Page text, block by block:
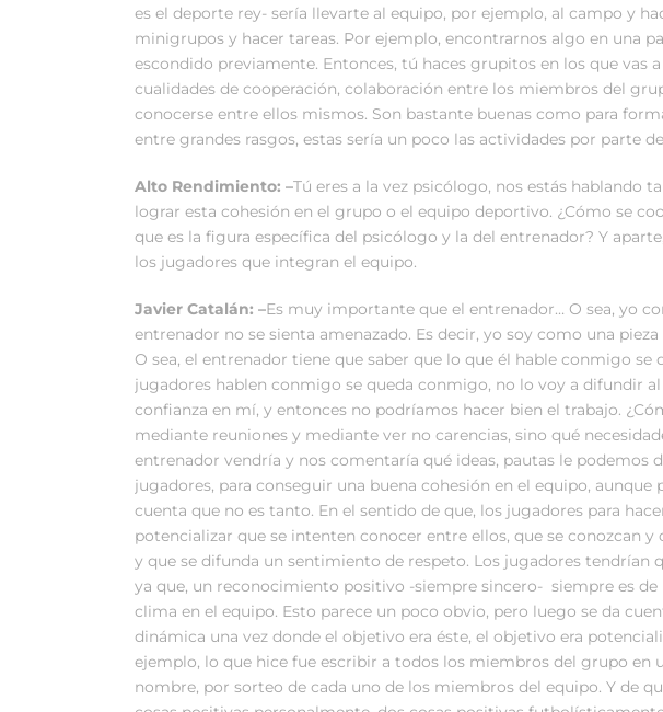
es el deporte rey- sería llevarte al equipo, por ejemplo, al campo y
minigrupos y hacer tareas. Por ejemplo, encontrarnos algo en una
escondido previamente. Entonces, tú haces grupitos en los que vas
cualidades de cooperación, colaboración entre los miembros del
conocerse entre ellos mismos. Son bastante buenas como para
entre grandes rasgos, estas sería un poco las actividades por parte
Alto Rendimiento: –Tú eres a la vez psicólogo, nos estás hablando
lograr esta cohesión en el grupo o el equipo deportivo. ¿Cómo se
que es la figura específica del psicólogo y la del entrenador? Y
los jugadores que integran el equipo.
Javier Catalán: –Es muy importante que el entrenador… O sea, yo
entrenador no se sienta amenazado. Es decir, yo soy como una
O sea, el entrenador tiene que saber que lo que él hable conmigo
jugadores hablen conmigo se queda conmigo, no lo voy a difundir
confianza en mí, y entonces no podríamos hacer bien el trabajo.
mediante reuniones y mediante ver no carencias, sino qué
entrenador vendría y nos comentaría qué ideas, pautas le podemos
jugadores, para conseguir una buena cohesión en el equipo,
cuenta que no es tanto. En el sentido de que, los jugadores para
potencializar que se intenten conocer entre ellos, que se conozcan
y que se difunda un sentimiento de respeto. Los jugadores tendrían
ya que, un reconocimiento positivo -siempre sincero- siempre es
clima en el equipo. Esto parece un poco obvio, pero luego se da
dinámica una vez donde el objetivo era éste, el objetivo era
ejemplo, lo que hice fue escribir a todos los miembros del grupo en
nombre, por sorteo de cada uno de los miembros del equipo. Y de